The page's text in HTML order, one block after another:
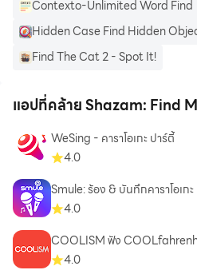
WhatsApp, Instagram, and X
* Follow along with real-time,
* Watch music videos from
* See what’s trending locally
* Enable the Dark theme.
Optional App Permission
* Microphone: To identify a song
when you tap to Shazam.
* Location: To show you where
Contexto-Unlimited Word Find
Hidden Case Find Hidden
Find The Cat 2 - Spot It!
แอปที่คล้าย Shazam: Find
WeSing - คาราโอเกะ ปาร์ตี้
4.0
Smule: ร้อง & บันทึกคาราโอเกะ
4.0
COOLISM ฟัง
4.0